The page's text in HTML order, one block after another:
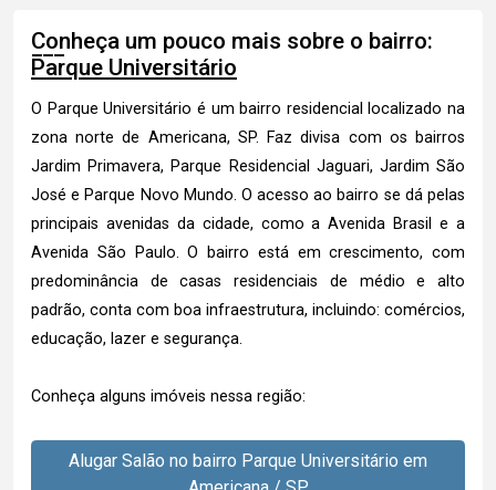
Conheça um pouco mais sobre o bairro:
Parque Universitário
O Parque Universitário é um bairro residencial localizado na
zona norte de Americana, SP. Faz divisa com os bairros
Jardim Primavera, Parque Residencial Jaguari, Jardim São
José e Parque Novo Mundo. O acesso ao bairro se dá pelas
principais avenidas da cidade, como a Avenida Brasil e a
Avenida São Paulo. O bairro está em crescimento, com
predominância de casas residenciais de médio e alto
padrão, conta com boa infraestrutura, incluindo: comércios,
educação, lazer e segurança.
Conheça alguns imóveis nessa região:
Alugar Salão no bairro Parque Universitário em